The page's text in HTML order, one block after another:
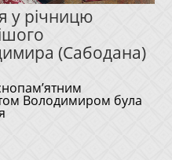
у річницю
(Сабодана)
Володимиром була